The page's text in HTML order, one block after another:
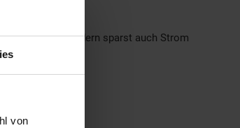
von
Gutes, sondern sparst auch Strom
hell/weiß